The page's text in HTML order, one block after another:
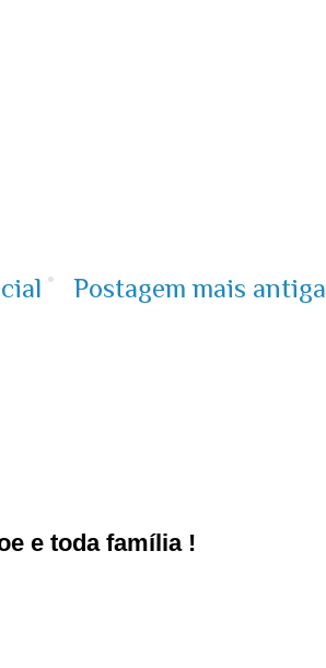
Postagem mais antiga
e toda família !